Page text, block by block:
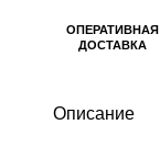
ОПЕРАТИВНАЯ
ДОСТАВКА
Описание